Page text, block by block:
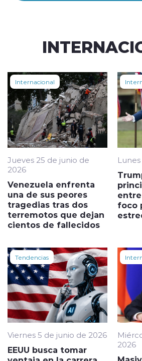
Internacional
Jueves 25 de junio de
2026
Venezuela enfrenta
una de sus peores
tragedias tras dos
terremotos que dejan
cientos de fallecidos
entre
foco
Tendencias
Viernes 5 de junio de 2026
EEUU busca tomar
2026